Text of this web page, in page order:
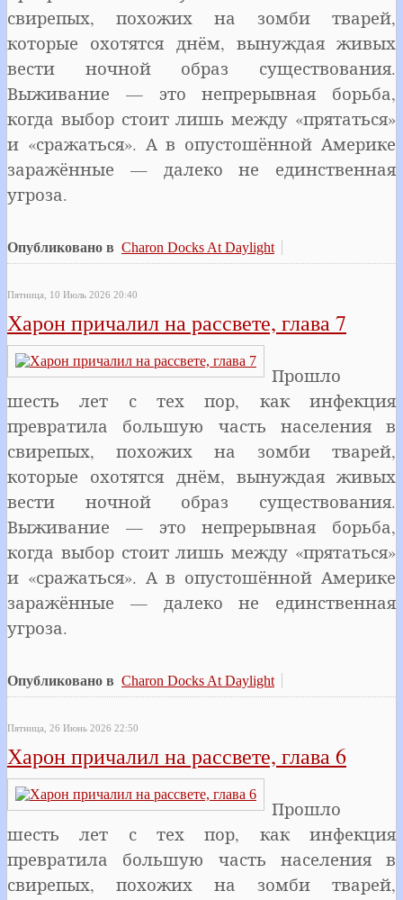
свирепых, похожих на зомби тварей,
которые охотятся днём, вынуждая живых
вести ночной образ существования.
Выживание — это непрерывная борьба,
когда выбор стоит лишь между «прятаться»
и «сражаться». А в опустошённой Америке
заражённые — далеко не единственная
угроза.
Опубликовано в Charon Docks At Daylight
Пятница, 10 Июль 2026 20:40
Харон причалил на рассвете, глава 7
Прошло
шесть лет с тех пор, как инфекция
превратила большую часть населения в
свирепых, похожих на зомби тварей,
которые охотятся днём, вынуждая живых
вести ночной образ существования.
Выживание — это непрерывная борьба,
когда выбор стоит лишь между «прятаться»
и «сражаться». А в опустошённой Америке
заражённые — далеко не единственная
угроза.
Опубликовано в Charon Docks At Daylight
Пятница, 26 Июнь 2026 22:50
Харон причалил на рассвете, глава 6
Прошло
шесть лет с тех пор, как инфекция
превратила большую часть населения в
свирепых, похожих на зомби тварей,